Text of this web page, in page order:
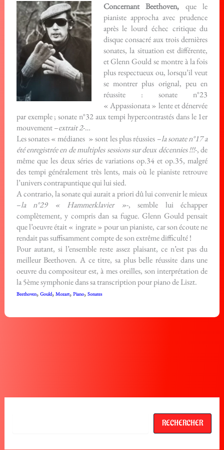
Concernant Beethoven, que le
pianiste approcha avec prudence
après le lourd échec critique du
disque consacré aux trois dernières
sonates, la situation est différente,
et Glenn Gould se montre à la fois
plus respectueux ou, lorsqu’il veut
se montrer plus orignal, peu en
réussite : sonate n°23
« Appassionata » lente et dénervée
par exemple ; sonate n°32 aux tempi hypercontrastés dans le 1er
mouvement –extrait 2-…
Les sonates « médianes » sont les plus réussies –la sonate n°17 a
été enregistrée en de multiples sessions sur deux décennies !!!-, de
même que les deux séries de variations op.34 et op.35, malgré
des tempi généralement très lents, mais où le pianiste retrouve
l’univers contrapuntique qui lui sied.
A contrario, la sonate qui aurait a priori dû lui convenir le mieux
–la n°29 « Hammerklavier »-, semble lui échapper
complètement, y compris dan sa fugue. Glenn Gould pensait
que l’oeuvre était « ingrate » pour un pianiste, car son écoute ne
rendait pas suffisamment compte de son extrême difficulté !
Pour autant, si l’ensemble reste assez plaisant, ce n’est pas du
meilleur Beethoven. A ce titre, sa plus belle réussite dans une
oeuvre du compositeur est, à mes oreilles, son interprétation de
la 5ème symphonie dans sa transcription pour piano de Liszt.
Beethoven, Gould, Mozart, Piano, Sonates
RECHERCHER